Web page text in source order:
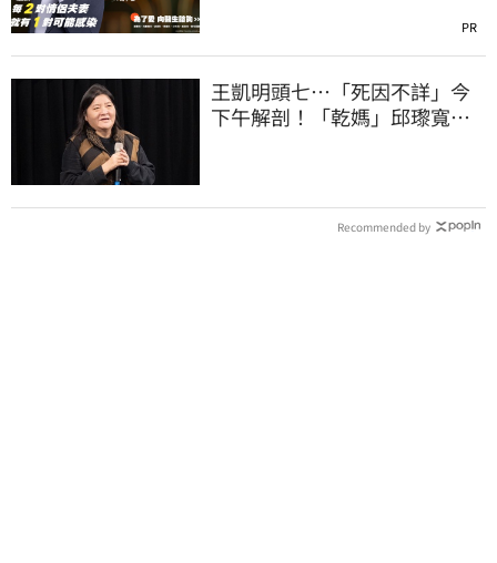
PR
王凱明頭七…「死因不詳」今
下午解剖！「乾媽」邱瓈寬出
Recommended by